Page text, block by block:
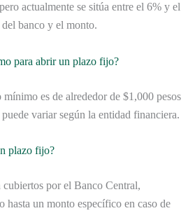
actualmente se sitúa entre el 6% y el
banco y el monto.
para abrir un plazo fijo?
es de alrededor de $1,000 pesos
variar según la entidad financiera.
plazo fijo?
cubiertos por el Banco Central,
hasta un monto específico en caso de